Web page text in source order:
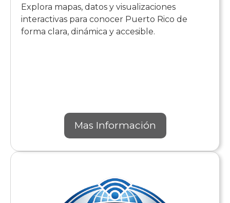
Explora mapas, datos y visualizaciones
interactivas para conocer Puerto Rico de
forma clara, dinámica y accesible.
Mas Información